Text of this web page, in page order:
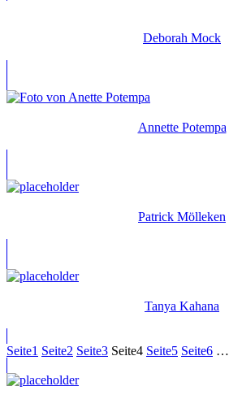
Deborah Mock
Annette Potempa
Patrick Mölleken
Tanya Kahana
Seite1 Seite2 Seite3 Seite4 Seite5 Seite6 …